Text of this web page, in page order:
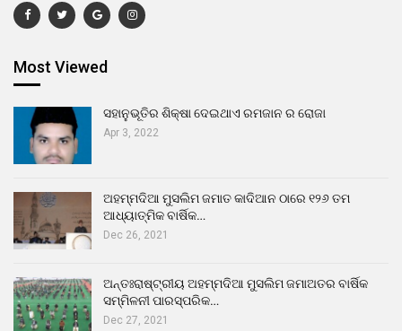
Most Viewed
ସହାନୁଭୂତିର ଶିକ୍ଷା ଦେଇଥାଏ ରମଜାନ ର ରୋଜା
Apr 3, 2022
ଅହମ୍ମଦିଆ ମୁସଲିମ ଜମାତ କାଦିଆନ ଠାରେ ୧୨୬ ତମ
ଆଧ୍ୟାତ୍ମିକ ବାର୍ଷିକ…
Dec 26, 2021
ଅନ୍ତଃରାଷ୍ଟ୍ରୀୟ ଅହମ୍ମଦିଆ ମୁସଲିମ ଜମାଅତର ବାର୍ଷିକ
ସମ୍ମିଳନୀ ପାରସ୍ପରିକ…
Dec 27, 2021